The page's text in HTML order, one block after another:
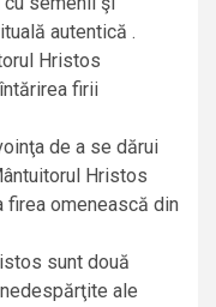
autentică .
Hristos
firii
de a se dărui
Hristos
firea omenească din
sunt două
ale